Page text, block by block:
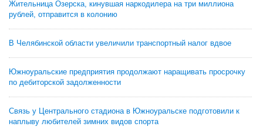
Жительница Озерска, кинувшая наркодилера на три миллиона
рублей, отправится в колонию
В Челябинской области увеличили транспортный налог вдвое
Южноуральские предприятия продолжают наращивать просрочку
по дебиторской задолженности
Связь у Центрального стадиона в Южноуральске подготовили к
наплыву любителей зимних видов спорта